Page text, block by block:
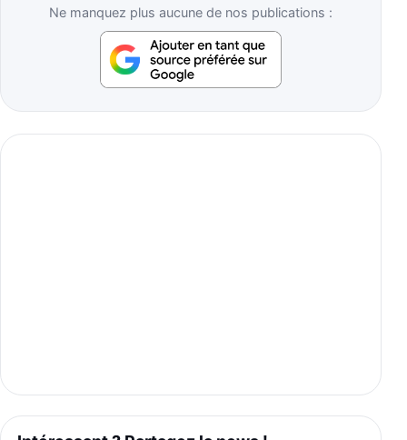
Ne manquez plus aucune de nos publications :